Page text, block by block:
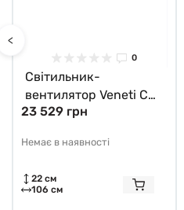
<
0
Світильник-
вентилятор Veneti CCT
LED AZ4448 Azzardo
23 529 грн
Немає в наявності
22 см
106 см